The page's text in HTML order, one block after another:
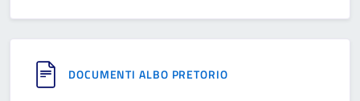
DOCUMENTI ALBO PRETORIO